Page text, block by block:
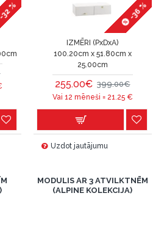
% -36 %
IZMĒRI (PxDxA)
100.20cm x 51.80cm x
25.00cm
255.00€ 399.00€
Vai 12 mēneši = 21.25€
Uzdot jautājumu
MODULIS AR 3 ATVILKTNĒM
(ALPINE KOLEKCIJA)